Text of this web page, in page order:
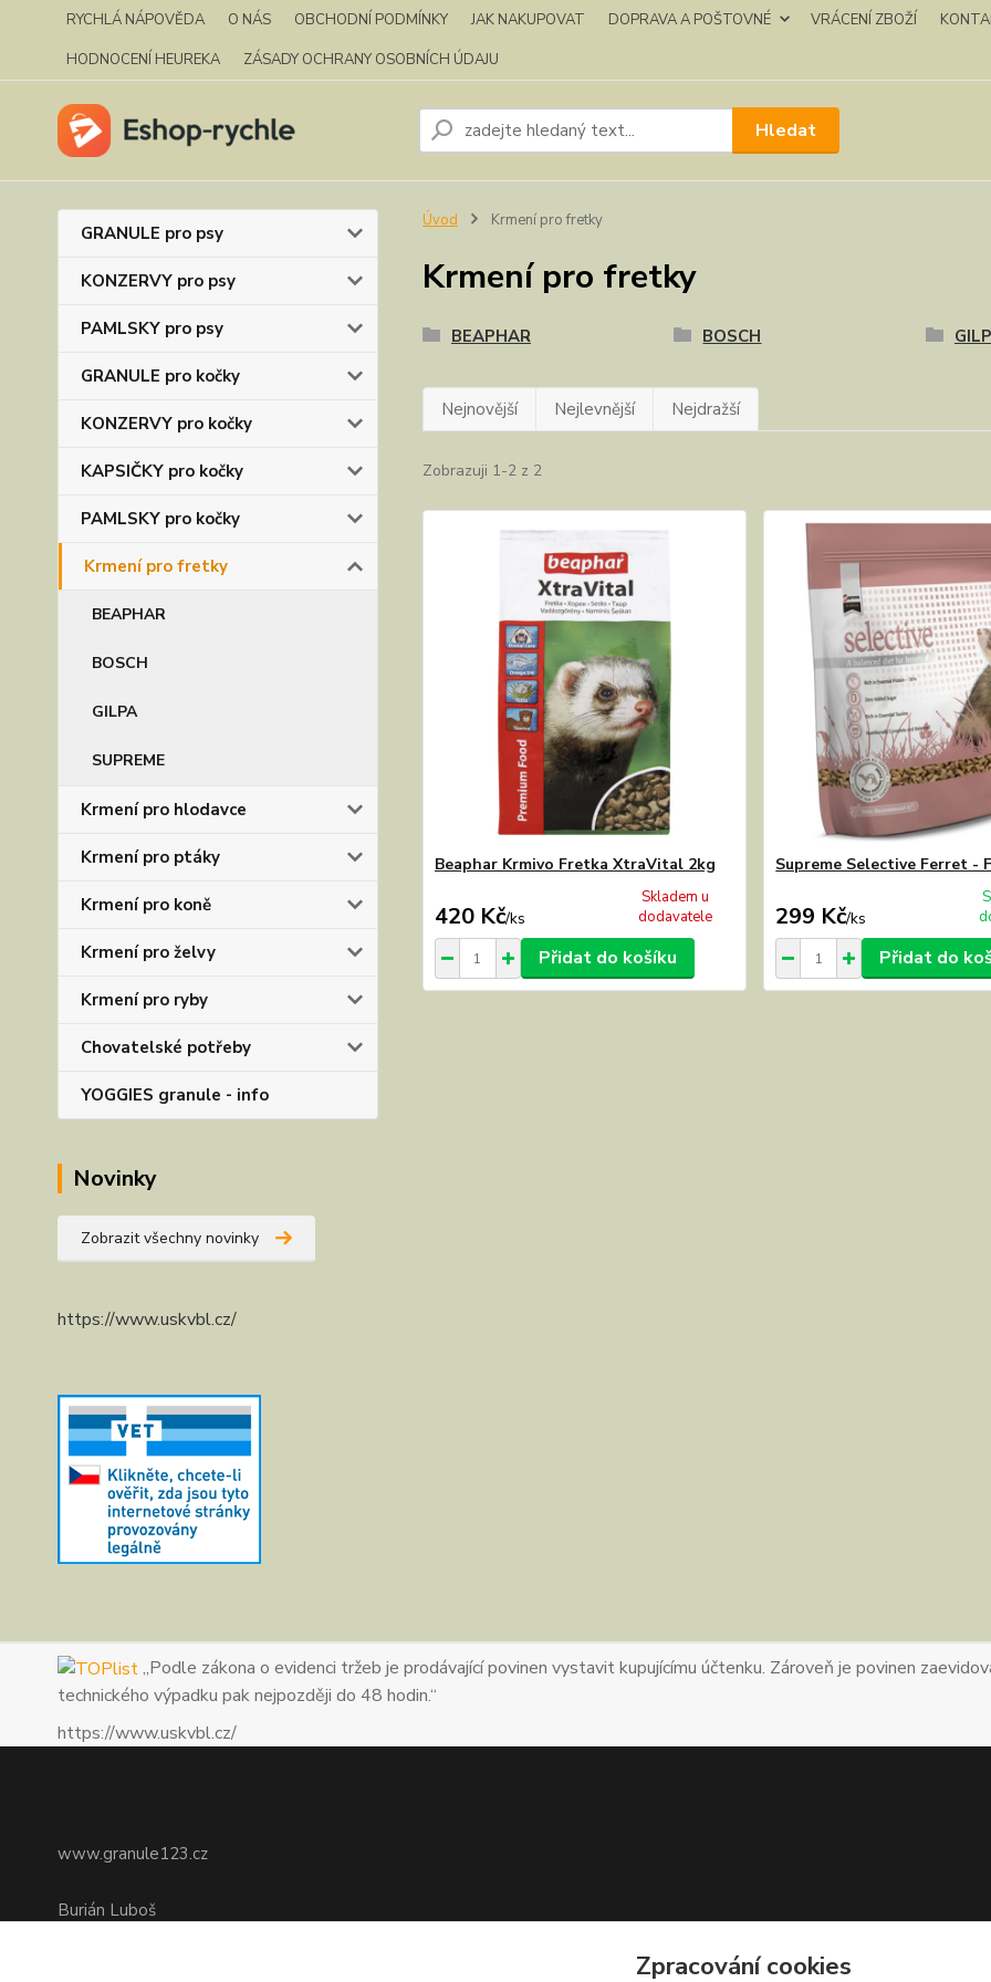
RYCHLÁ NÁPOVĚDA O NÁS OBCHODNÍ PODMÍNKY JAK NAKUPOVAT DOPRAVA A POŠTOVNÉ VRÁCENÍ ZBOŽÍ
HODNOCENÍ HEUREKA
ZÁSADY OCHRANY OSOBNÍCH ÚDAJU
Hledat
GRANULE pro psy
KONZERVY pro psy
PAMLSKY pro psy
GRANULE pro kočky
KONZERVY pro kočky
KAPSIČKY pro kočky
PAMLSKY pro kočky
Krmení pro fretky
BEAPHAR
BOSCH
GILPA
SUPREME
Krmení pro hlodavce
Krmení pro ptáky
Krmení pro koně
Krmení pro želvy
Krmení pro ryby
Chovatelské potřeby
YOGGIES granule - info
Novinky
Zobrazit všechny novinky
https://www.uskvbl.cz/
Úvod Krmení pro fretky
Krmení pro fretky
BEAPHAR BOSCH
Nejnovější Nejlevnější Nejdražší
Zobrazuji 1-2 z 2
Beaphar Krmivo Fretka XtraVital 2kg
420 Kč/ks
Skladem u
dodavatele
Přidat do košíku
Supreme Selective Ferret -
299 Kč/ks
Přidat do
„Podle zákona o evidenci tržeb je prodávající povinen vystavit kupujícímu účtenku. Zároveň je povinen
technického výpadku pak nejpozději do 48 hodin.“
https://www.uskvbl.cz/
www.granule123.cz
Burián Luboš
Zpracování cookies